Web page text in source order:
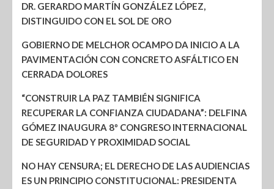
DR. GERARDO MARTÍN GONZÁLEZ LÓPEZ,
DISTINGUIDO CON EL SOL DE ORO
GOBIERNO DE MELCHOR OCAMPO DA INICIO A LA
PAVIMENTACIÓN CON CONCRETO ASFÁLTICO EN
CERRADA DOLORES
“CONSTRUIR LA PAZ TAMBIÉN SIGNIFICA
RECUPERAR LA CONFIANZA CIUDADANA”: DELFINA
GÓMEZ INAUGURA 8º CONGRESO INTERNACIONAL
DE SEGURIDAD Y PROXIMIDAD SOCIAL
NO HAY CENSURA; EL DERECHO DE LAS AUDIENCIAS
ES UN PRINCIPIO CONSTITUCIONAL: PRESIDENTA